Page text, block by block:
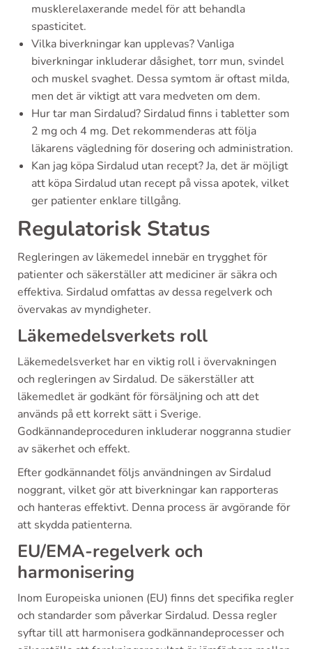
musklerelaxerande medel för att behandla
spasticitet.
Vilka biverkningar kan upplevas? Vanliga
biverkningar inkluderar dåsighet, torr mun, svindel
och muskel svaghet. Dessa symtom är oftast milda,
men det är viktigt att vara medveten om dem.
Hur tar man Sirdalud? Sirdalud finns i tabletter som
2 mg och 4 mg. Det rekommenderas att följa
läkarens vägledning för dosering och administration.
Kan jag köpa Sirdalud utan recept? Ja, det är möjligt
att köpa Sirdalud utan recept på vissa apotek, vilket
ger patienter enklare tillgång.
Regulatorisk Status
Regleringen av läkemedel innebär en trygghet för
patienter och säkerställer att mediciner är säkra och
effektiva. Sirdalud omfattas av dessa regelverk och
övervakas av myndigheter.
Läkemedelsverkets roll
Läkemedelsverket har en viktig roll i övervakningen
och regleringen av Sirdalud. De säkerställer att
läkemedlet är godkänt för försäljning och att det
används på ett korrekt sätt i Sverige.
Godkännandeproceduren inkluderar noggranna studier
av säkerhet och effekt.
Efter godkännandet följs användningen av Sirdalud
noggrant, vilket gör att biverkningar kan rapporteras
och hanteras effektivt. Denna process är avgörande för
att skydda patienterna.
EU/EMA-regelverk och
harmonisering
Inom Europeiska unionen (EU) finns det specifika regler
och standarder som påverkar Sirdalud. Dessa regler
syftar till att harmonisera godkännandeprocesser och